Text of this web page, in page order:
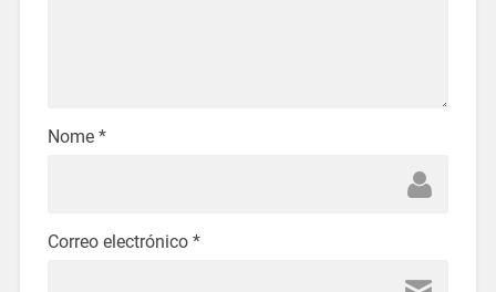
Nome *
Correo electrónico *